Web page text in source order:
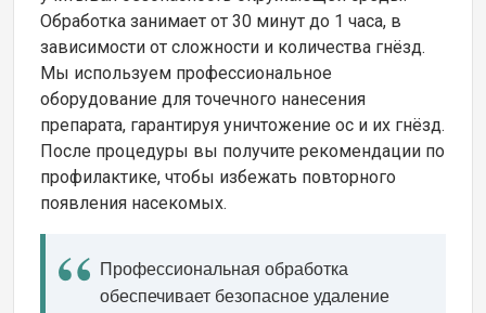
Обработка занимает от 30 минут до 1 часа, в
зависимости от сложности и количества гнёзд.
Мы используем профессиональное
оборудование для точечного нанесения
препарата, гарантируя уничтожение ос и их гнёзд.
После процедуры вы получите рекомендации по
профилактике, чтобы избежать повторного
появления насекомых.
Профессиональная обработка
обеспечивает безопасное удаление